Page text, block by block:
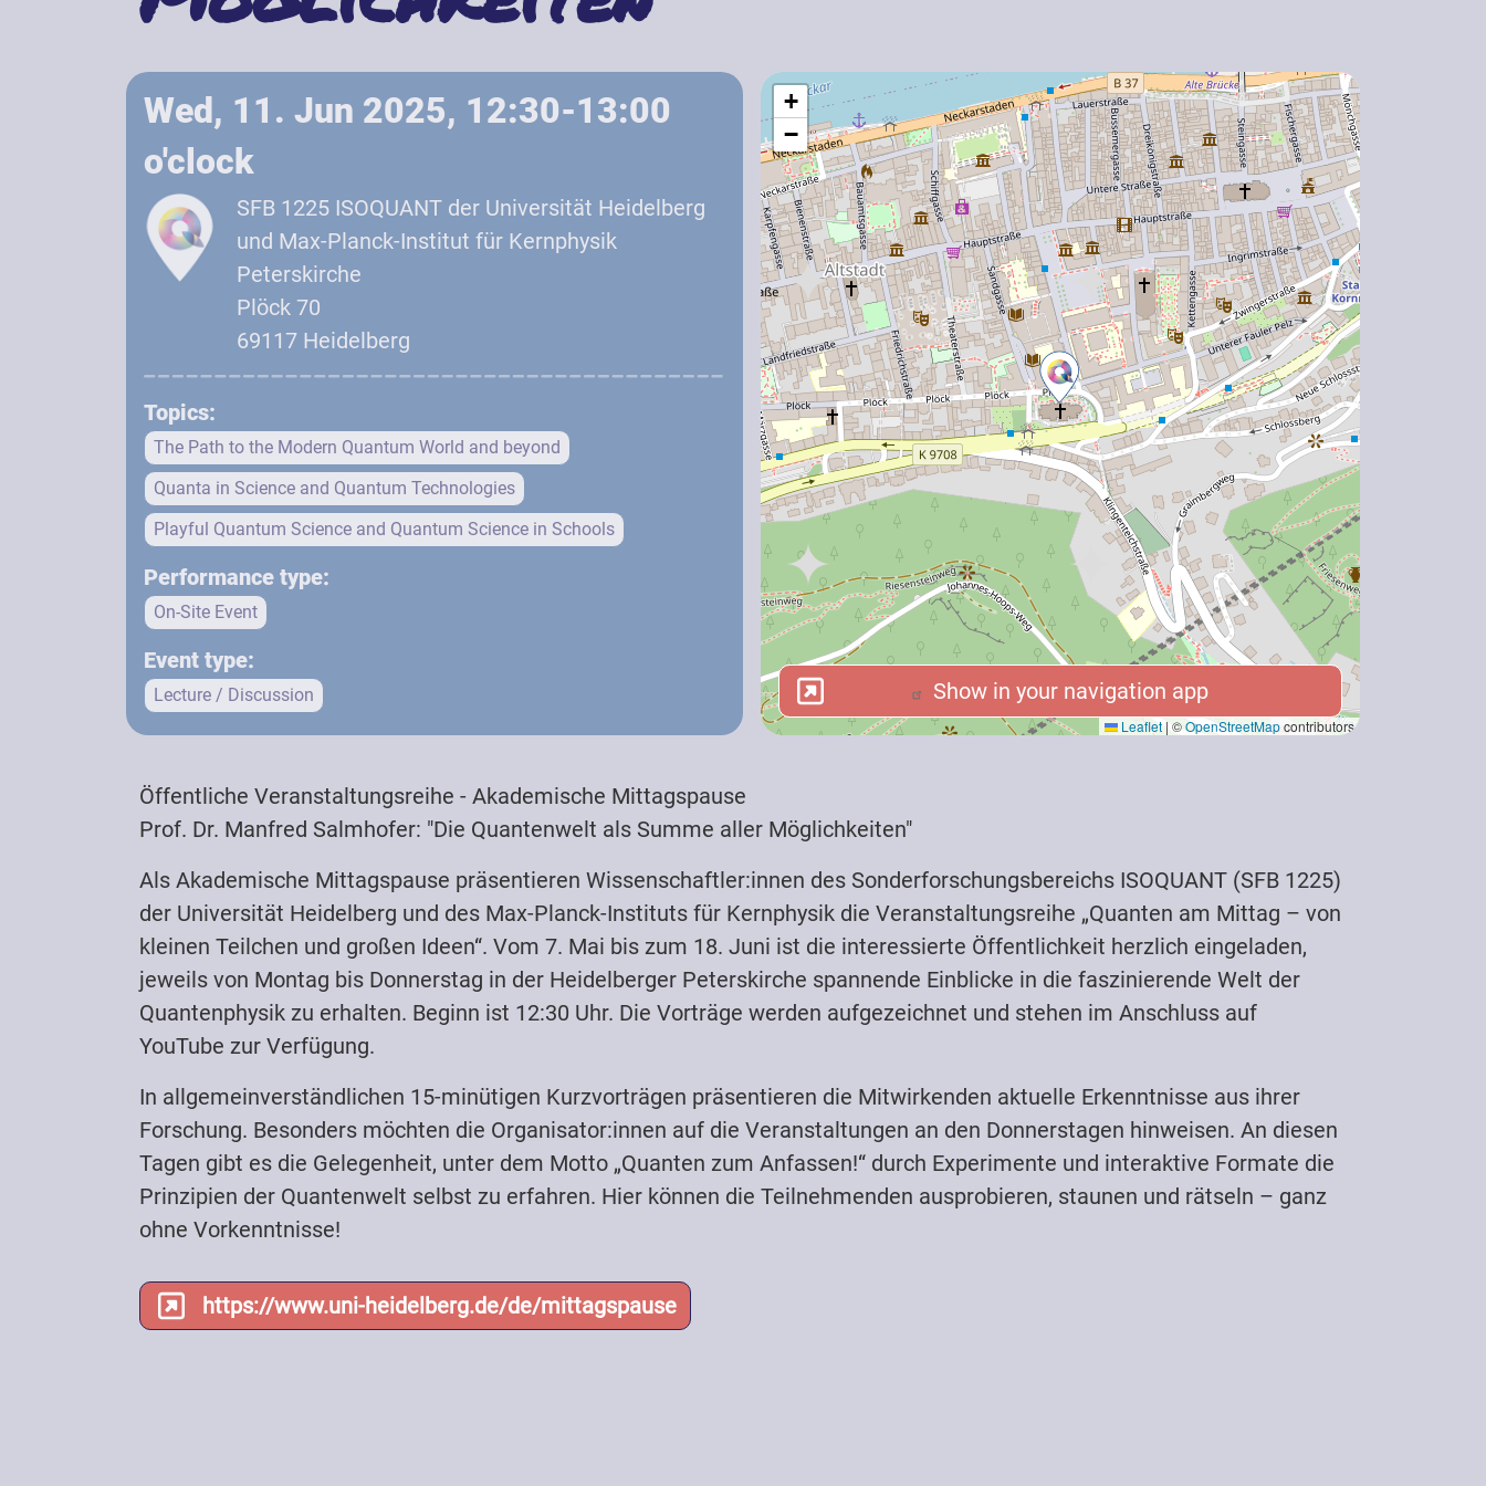
Wed, 11. Jun 2025, 12:30-13:00
o'clock
SFB 1225 ISOQUANT der Universität Heidelberg
und Max-Planck-Institut für Kernphysik
Peterskirche
Plöck 70
69117 Heidelberg
Topics:
The Path to the Modern Quantum World and beyond
Quanta in Science and Quantum Technologies
Playful Quantum Science and Quantum Science in Schools
Performance type:
On-Site Event
Event type:
Lecture / Discussion
Target groups:
Physics-Interested
Physicists / Scientists
Students (School)
+
−
Leaflet | ©OpenStreetMapcontributors
Show in your navigation app
Show in your navigation app
Öffentliche Veranstaltungsreihe - Akademische Mittagspause
Prof. Dr. Manfred Salmhofer: "Die Quantenwelt als Summe aller Möglichkeiten"
Als Akademische Mittagspause präsentieren Wissenschaftler:innen des Sonderforschungsbereichs ISOQUANT (SFB 1225)
der Universität Heidelberg und des Max-Planck-Instituts für Kernphysik die Veranstaltungsreihe „Quanten am Mittag – von
kleinen Teilchen und großen Ideen“. Vom 7. Mai bis zum 18. Juni ist die interessierte Öffentlichkeit herzlich eingeladen,
jeweils von Montag bis Donnerstag in der Heidelberger Peterskirche spannende Einblicke in die faszinierende Welt der
Quantenphysik zu erhalten. Beginn ist 12:30 Uhr. Die Vorträge werden aufgezeichnet und stehen im Anschluss auf
YouTube zur Verfügung.
In allgemeinverständlichen 15-minütigen Kurzvorträgen präsentieren die Mitwirkenden aktuelle Erkenntnisse aus ihrer
Forschung. Besonders möchten die Organisator:innen auf die Veranstaltungen an den Donnerstagen hinweisen. An diesen
Tagen gibt es die Gelegenheit, unter dem Motto „Quanten zum Anfassen!“ durch Experimente und interaktive Formate die
Prinzipien der Quantenwelt selbst zu erfahren. Hier können die Teilnehmenden ausprobieren, staunen und rätseln – ganz
ohne Vorkenntnisse!
https://www.uni-heidelberg.de/de/mittagspause